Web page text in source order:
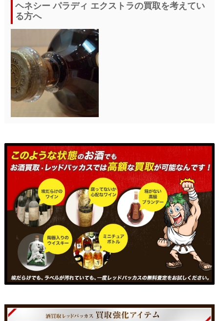
ヘネシー パラディ エクストラの買取を考えてい
る方へ